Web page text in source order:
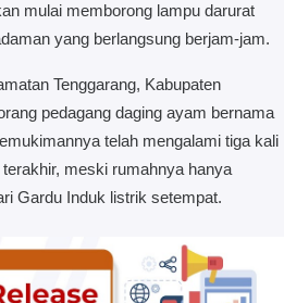
mulai memborong lampu darurat
yang berlangsung berjam-jam.
Tenggarang, Kabupaten
pedagang daging ayam bernama
telah mengalami tiga kali
meski rumahnya hanya
Gardu Induk listrik setempat.